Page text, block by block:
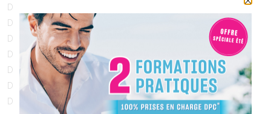
Débute le mardi 01 septembre
Débute le mardi 15 septembre
Débute le jeudi 01 octobre
Débute le jeudi 08 octobre
Débute le jeudi 15 octobre
Débute le dimanche 01 novembre
Débute le lundi 30 novembre